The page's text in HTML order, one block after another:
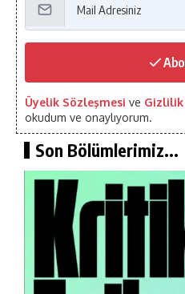
Üyelik Sözleşmesi ve Gizlilik
okudum ve onaylıyorum.
Son Bölümlerimiz...